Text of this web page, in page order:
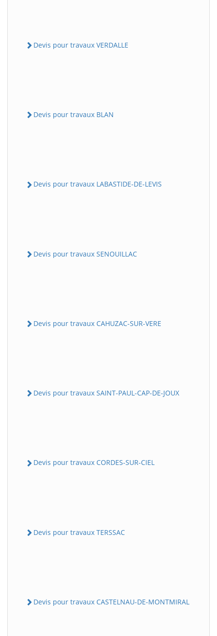
Devis pour travaux VERDALLE
Devis pour travaux BLAN
Devis pour travaux LABASTIDE-DE-LEVIS
Devis pour travaux SENOUILLAC
Devis pour travaux CAHUZAC-SUR-VERE
Devis pour travaux SAINT-PAUL-CAP-DE-JOUX
Devis pour travaux CORDES-SUR-CIEL
Devis pour travaux TERSSAC
Devis pour travaux CASTELNAU-DE-MONTMIRAL